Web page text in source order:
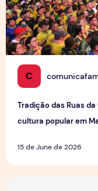
C
Tradição das Ruas
cultura popular em
15 de June de 2026